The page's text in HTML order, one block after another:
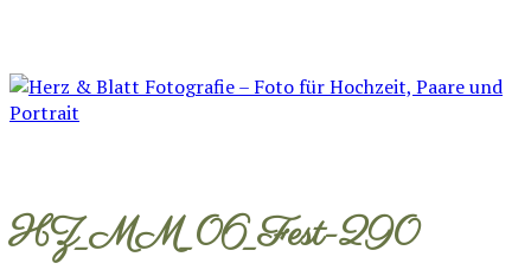
HZ_MM_06_Fest-290